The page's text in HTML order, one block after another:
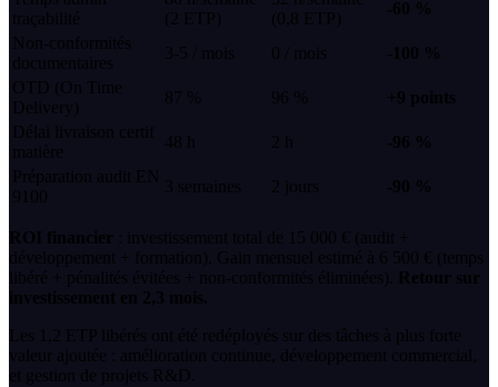
traçabilité
(2 ETP)
(0,8 ETP)
-60 %
Non-conformités
documentaires
3-5 / mois 0 / mois
-100 %
OTD (On Time
Delivery)
87 % 96 %
+9 points
Délai livraison certif
matière
48 h 2 h
-96 %
Préparation audit EN
9100
3 semaines 2 jours -90 %
ROI financier
: investissement total de 15 000 € (audit +
développement + formation). Gain mensuel estimé à 6 500 € (temps
libéré + pénalités évitées + non-conformités éliminées).
Retour sur
investissement en 2,3 mois.
Les 1,2 ETP libérés ont été redéployés sur des tâches à plus forte
valeur ajoutée : amélioration continue, développement commercial,
et gestion de projets R&D.